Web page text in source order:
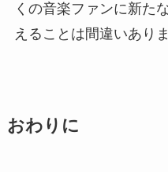
くの音楽ファンに新た
えることは間違いありま
おわりに